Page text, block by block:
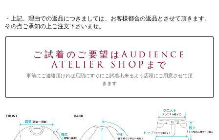
・上記、理由での返品につきましては、お客様都合の返品とさせて頂きます。
その点ご承知の上ご注文下さいませ。
ご試着のご要望はAudience
ATELIER SHOPまで
事前にご連絡頂ければ店頭にすぐにご試着出来るよう店頭にご用意させて頂
きます